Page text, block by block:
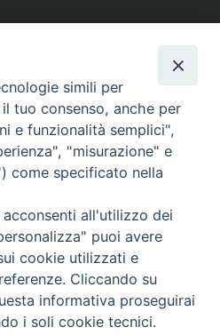
Molfetta (BA)
simili per
tuo consenso, anche per
e funzionalità semplici",
"misurazione" e
come specificato nella
all'utilizzo dei
puoi avere
cookie utilizzati e
Cliccando su
informativa proseguirai
i soli cookie tecnici.